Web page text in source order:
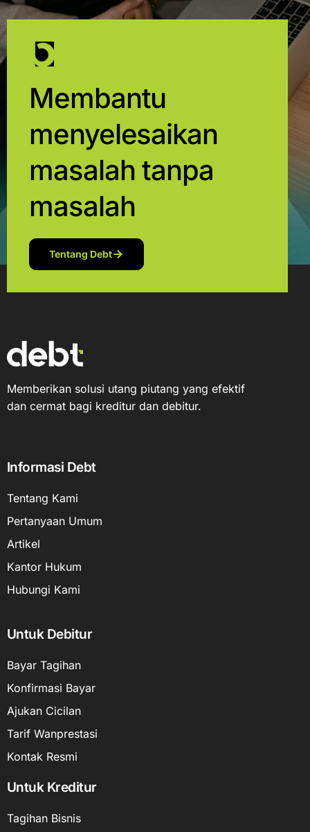
Membantu
menyelesaikan
masalah tanpa
masalah
Tentang Debt
Memberikan solusi utang piutang yang efektif
dan cermat bagi kreditur dan debitur.
Informasi Debt
Tentang Kami
Pertanyaan Umum
Artikel
Kantor Hukum
Hubungi Kami
Untuk Debitur
Bayar Tagihan
Konfirmasi Bayar
Ajukan Cicilan
Tarif Wanprestasi
Kontak Resmi
Untuk Kreditur
Tagihan Bisnis